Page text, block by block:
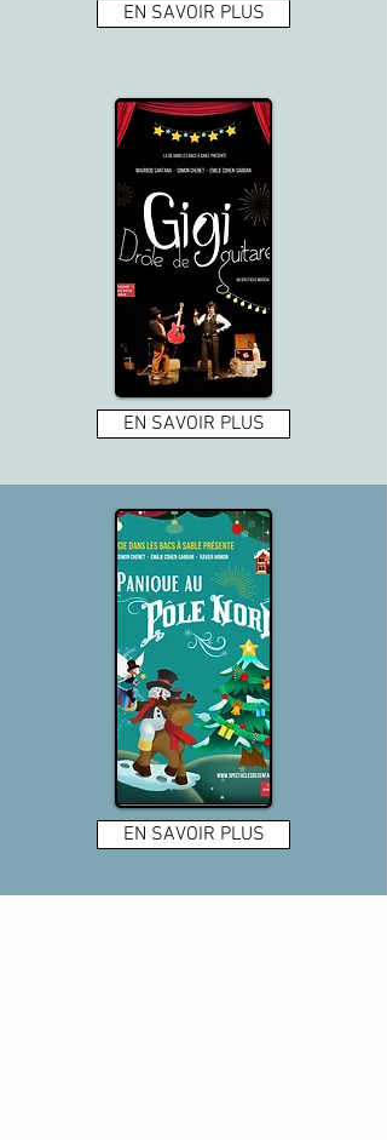
EN SAVOIR PLUS
EN SAVOIR PLUS
EN SAVOIR PLUS